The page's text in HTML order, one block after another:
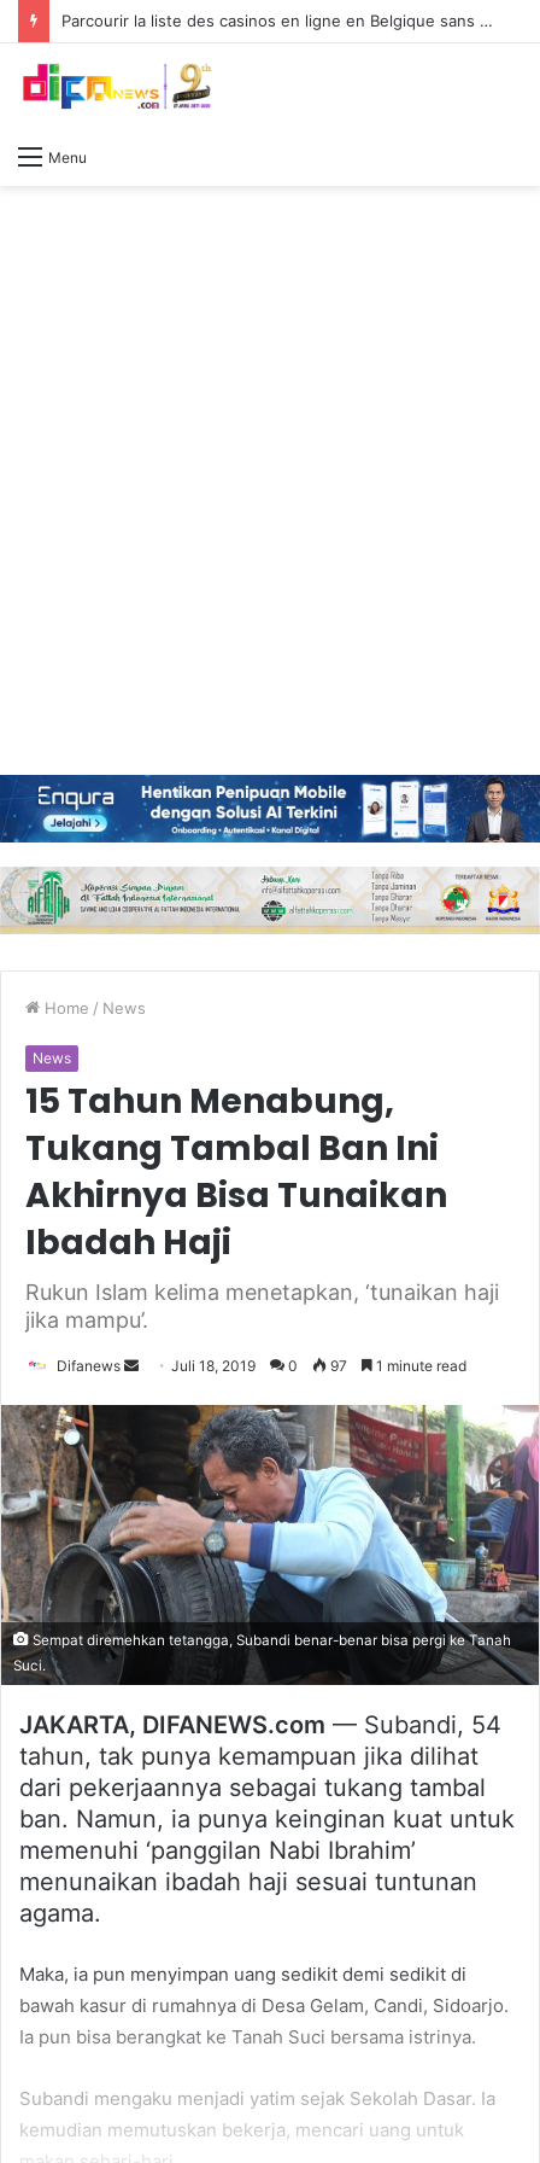
Parcourir la liste des casinos en ligne en Belgique sans perdre le fil ni se noyer dans les options
Menu
Home / News
News
15 Tahun Menabung,
Tukang Tambal Ban Ini
Akhirnya Bisa Tunaikan
Ibadah Haji
Rukun Islam kelima menetapkan, ‘tunaikan haji
jika mampu’.
Difanews
SendJuli 18, 2019 0 97 1 minute read
Sempat diremehkan tetangga, Subandi benar-benar bisa pergi ke Tanah
Suci.
JAKARTA, DIFANEWS.com — Subandi, 54
tahun, tak punya kemampuan jika dilihat
dari pekerjaannya sebagai tukang tambal
ban. Namun, ia punya keinginan kuat untuk
memenuhi ‘panggilan Nabi Ibrahim’
menunaikan ibadah haji sesuai tuntunan
agama.
Maka, ia pun menyimpan uang sedikit demi sedikit di
bawah kasur di rumahnya di Desa Gelam, Candi, Sidoarjo.
Ia pun bisa berangkat ke Tanah Suci bersama istrinya.
Subandi mengaku menjadi yatim sejak Sekolah Dasar. Ia
kemudian memutuskan bekerja, mencari uang untuk